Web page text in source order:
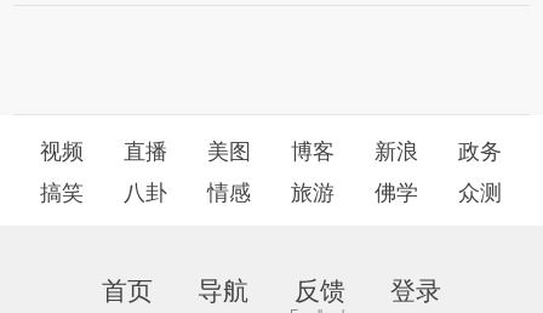
视频 直播 美图 博客 新浪
政务
搞笑
八卦 情感 旅游 佛学 众测
首页 导航 反馈 登录